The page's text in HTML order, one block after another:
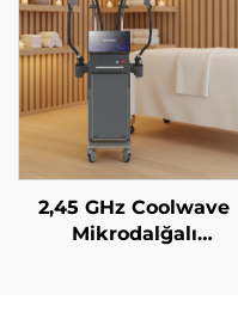
yaş HIFU maşını
2,45 GHz Coolwave
Mikrodalğalı